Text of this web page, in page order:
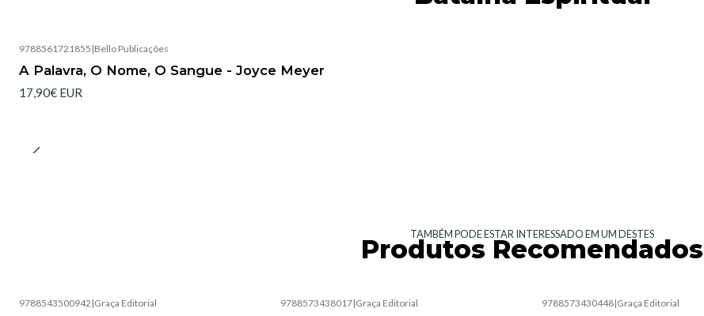
9788561721855 |Bello Publicações
A Palavra, O Nome, O Sangue - Joyce Meyer
17,90€ EUR
TAMBÉM PODE ESTAR INTERESSADO EM UM DESTES
Produtos Recomendados
9788543500942 |Graça Editorial 9788573438017|Graça Editorial 9788573430448|Graça Editorial